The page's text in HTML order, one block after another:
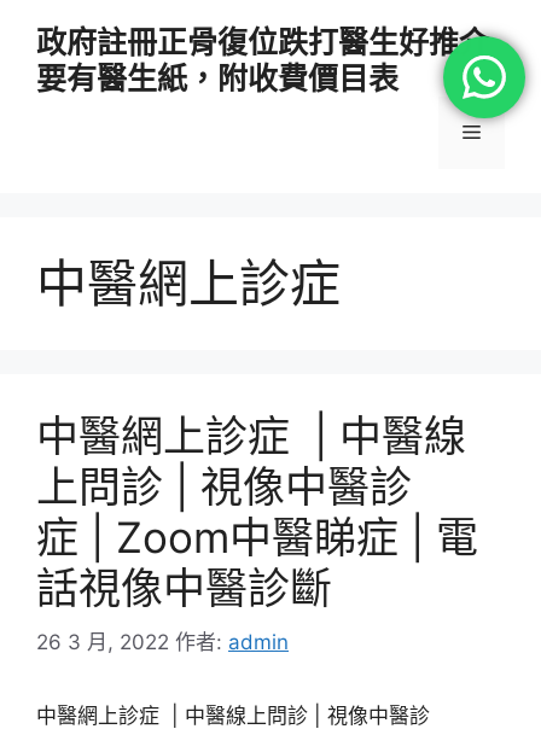
政府註冊正骨復位跌打醫生好推介
要有醫生紙，附收費價目表
選
中醫網上診症
中醫網上診症 | 中醫線
上問診 | 視像中醫診
症 | Zoom中醫睇症 | 電
話視像中醫診斷
26 3 月, 2022 作者: admin
中醫網上診症 | 中醫線上問診 | 視像中醫診